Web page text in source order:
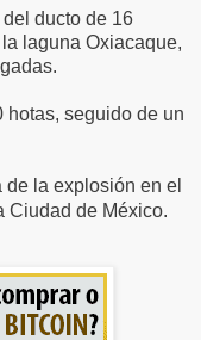
ducto de 16
laguna Oxiacaque,
hotas, seguido de un
la explosión en el
Ciudad de México.